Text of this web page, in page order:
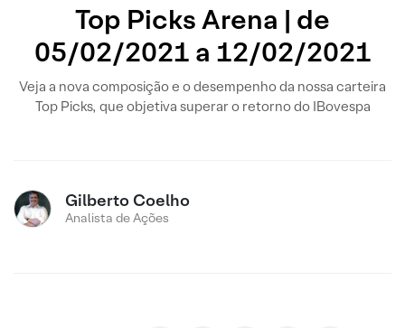
Top Picks Arena | de
05/02/2021 a 12/02/2021
Veja a nova composição e o desempenho da nossa carteira
Top Picks, que objetiva superar o retorno do IBovespa
Gilberto Coelho
Analista de Ações